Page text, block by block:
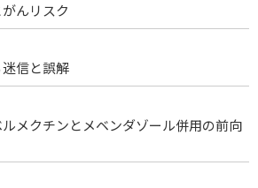
んリスク
信と誤解
メクチンとメベンダゾール併用の前向